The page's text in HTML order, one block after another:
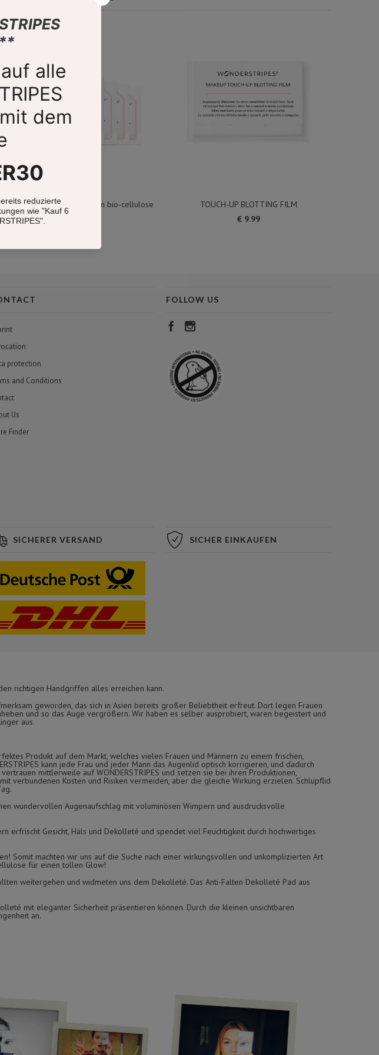
facial mask made from bio-cellulose
TOUCH-UP BLOTTING FILM
€ 9.99
protection
and Conditions
Us
Finder
FOLLOW US
SICHERER VERSAND SICHER EINKAUFEN
richtigen Handgriffen alles erreichen kann.
geworden, das sich in Asien bereits großer Beliebtheit erfreut. Dort legen Frauen
und so das Auge vergrößern. Wir haben es selber ausprobiert, waren begeistert und
aus.
Produkt auf dem Markt, welches vielen Frauen und Männern zu einem frischen,
kann jede Frau und jeder Mann das Augenlid optisch korrigieren, und dadurch
mittlerweile auf WONDERSTRIPES und setzen sie bei ihren Produktionen,
verbundenen Kosten und Risiken vermeiden, aber die gleiche Wirkung erzielen. Schlupflid
wundervollen Augenaufschlag mit voluminösen Wimpern und ausdrucksvolle
erfrischt Gesicht, Hals und Dekolleté und spendet viel Feuchtigkeit durch hochwertiges
Somit machten wir uns auf die Suche nach einer wirkungsvollen und unkomplizierten Art
für einen tollen Glow!
weitergehen und widmeten uns dem Dekolleté. Das Anti-Falten Dekolleté Pad aus
mit eleganter Sicherheit präsentieren können. Durch die kleinen unsichtbaren
an.